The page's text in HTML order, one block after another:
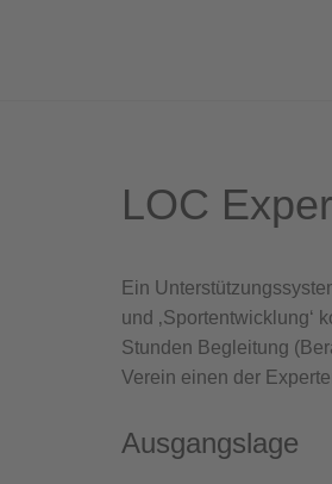
LOC
Ein
und ‚Sportentwicklung‘
Stunden Begleitung
Verein einen der
Ausgangslage